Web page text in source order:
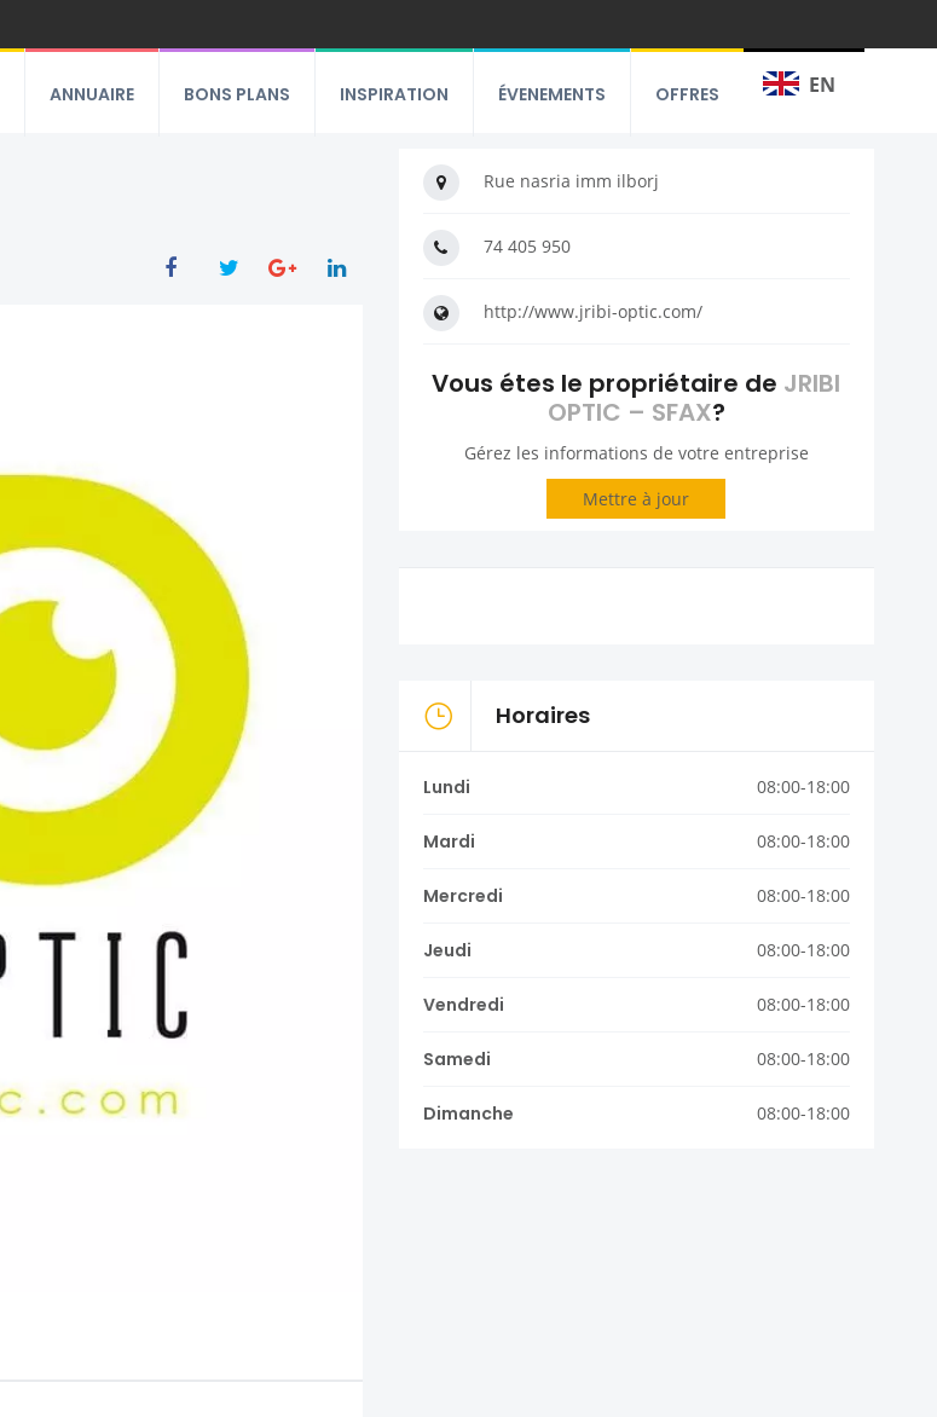
ANNUAIRE BONS PLANS INSPIRATION ÉVENEMENTS OFFRES EN
Rue nasria imm ilborj
74 405 950
http://www.jribi-optic.com/
Vous étes le propriétaire de JRIBI
OPTIC – SFAX?
Gérez les informations de votre entreprise
Mettre à jour
Horaires
Lundi 08:00-18:00
Mardi 08:00-18:00
Mercredi 08:00-18:00
Jeudi 08:00-18:00
Vendredi 08:00-18:00
Samedi 08:00-18:00
Dimanche 08:00-18:00